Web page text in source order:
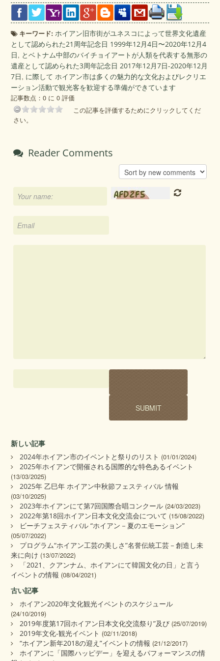
キーワード:ホイアン旧市街がユネスコによって世界文化遺産
として認められた21周年記念日 1999年12月4日〜2020年12月4
日, とベトナム中部のバイチョイアートが人類を代表する無形の
遺産として認められた3周年記念日 2017年12月7日-2020年12月
7日, に際して ホイアン市は多くの魅力的な文化およびレクリエ
ーション活動で観光客を歓迎する準備ができています
記事数点：0 に 0 評価
この記事を評価するためにクリックしてくだ
さい。
Reader Comments
新しい記事
2024年ホイアン市のイベントと祭りのリスト (01/01/2024)
2025年ホイアンで開催される国際的な特色あるイベント
(13/03/2025)
2025年 乙巳年 ホイアン中秋節フェスティバル 情報
(03/10/2025)
2023年ホイアンにて第7回国際合唱コンクール (24/03/2023)
2022年第18回ホイアン日本文化交流会について (15/08/2022)
ビーチフェスティバル “ホイアン－夏のエモーション”
(05/07/2022)
プログラム“ホイアン工芸の美しさ”名誉伝統工芸－創造し未
来に向け (13/07/2022)
「2021、クアンナム、ホイアンにて韓国文化の日」と言う
イベントの情報 (08/04/2021)
古い記事
ホイアン2020年文化観光イベントのスケジュール
(24/10/2019)
2019年度第17回ホイアン日本文化交流祭り”及び (25/07/2019)
2019年文化‐観光イベント (02/11/2018)
“ホイアン新年2018の迎え”イベントの情報 (21/12/2017)
ホイアンに「国際ハッピデー」を迎えるパフォーマンスの情